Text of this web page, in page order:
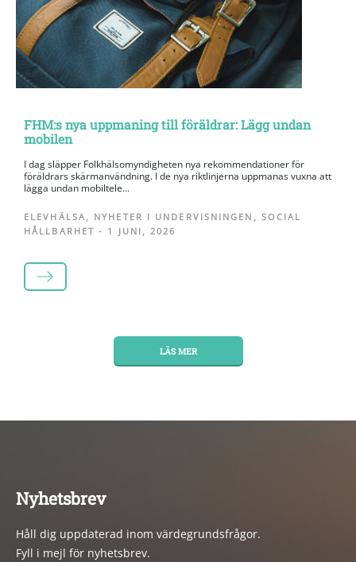
FHM:s nya uppmaning till föräldrar: Lägg undan
mobilen
I dag släpper Folkhälsomyndigheten nya rekommendationer för
föräldrars skärmanvändning. I de nya riktlinjerna uppmanas vuxna att
lägga undan mobiltele...
ELEVHÄLSA, NYHETER I UNDERVISNINGEN , SOCIAL
HÅLLBARHET - 1 JUNI, 2026
LÄS MER
LÄS MER
Nyhetsbrev
Håll dig uppdaterad inom värdegrundsfrågor.
Fyll i mejl för nyhetsbrev.